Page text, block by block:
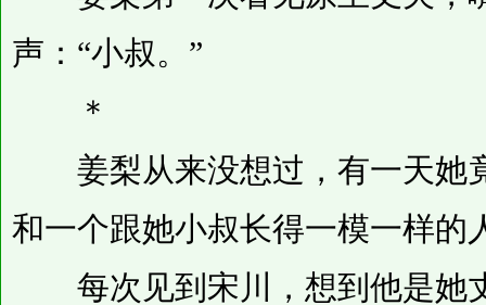
声：“小叔。”
＊
姜梨从来没想过，有一天她
和一个跟她小叔长得一模一样的
每次见到宋川，想到他是她